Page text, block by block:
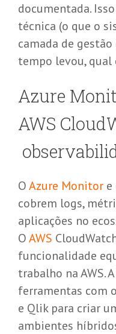
documentada.
técnica (o que o
camada de
tempo levou, qual
Azure
AWS
o
OAzure Monitore
cobrem logs,
aplicações no
OAWS
funcionalidade
trabalho na AWS. A
ferramentas com
e Qlikpara criar
ambientes